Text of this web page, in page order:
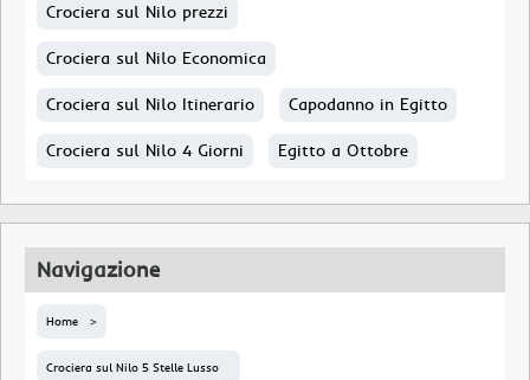
Crociera sul Nilo prezzi
Crociera sul Nilo Economica
Crociera sul Nilo Itinerario Capodanno in Egitto
Crociera sul Nilo 4 Giorni Egitto a Ottobre
Navigazione
Home
Crociera sul Nilo 5 Stelle Lusso